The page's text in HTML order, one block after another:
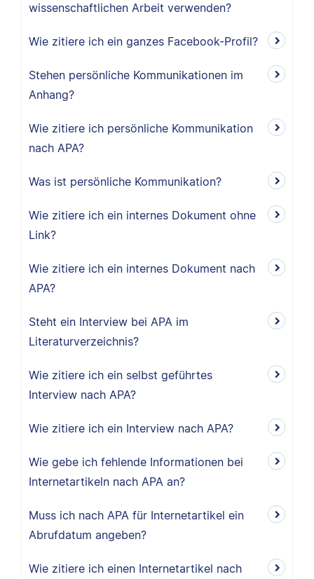
wissenschaftlichen Arbeit verwenden?
Wie zitiere ich ein ganzes Facebook-Profil?
Stehen persönliche Kommunikationen im
Anhang?
Wie zitiere ich persönliche Kommunikation
nach APA?
Was ist persönliche Kommunikation?
Wie zitiere ich ein internes Dokument ohne
Link?
Wie zitiere ich ein internes Dokument nach
APA?
Steht ein Interview bei APA im
Literaturverzeichnis?
Wie zitiere ich ein selbst geführtes
Interview nach APA?
Wie zitiere ich ein Interview nach APA?
Wie gebe ich fehlende Informationen bei
Internetartikeln nach APA an?
Muss ich nach APA für Internetartikel ein
Abrufdatum angeben?
Wie zitiere ich einen Internetartikel nach